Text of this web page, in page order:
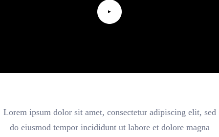
Lorem ipsum dolor sit amet, consectetur adipiscing elit, sed
do eiusmod tempor incididunt ut labore et dolore magna